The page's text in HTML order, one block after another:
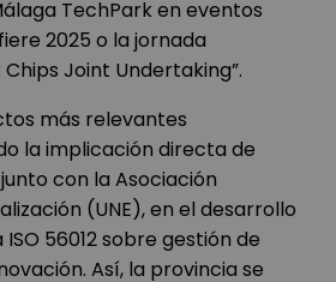
TechPark en eventos
2025 o la jornada
Joint Undertaking”.
más relevantes
la implicación directa de
con la Asociación
(UNE), en el desarrollo
56012 sobre gestión de
Así, la provincia se